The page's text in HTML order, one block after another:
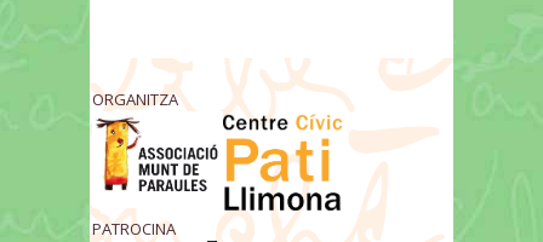
ORGANITZA
PATROCINA